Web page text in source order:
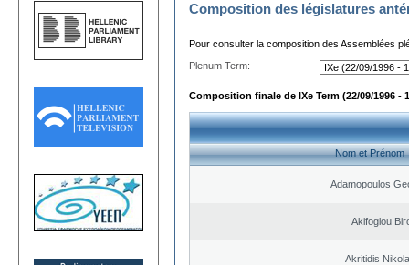
Composition des législatures
Pour consulter la composition des Assemblées
Plenum Term:
Composition finale de IXe Term (22/09/1996 -
Nom et Prénom
Adamopoulos
Akifoglou
Akritidis